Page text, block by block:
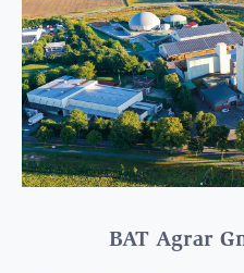
BAT Agrar